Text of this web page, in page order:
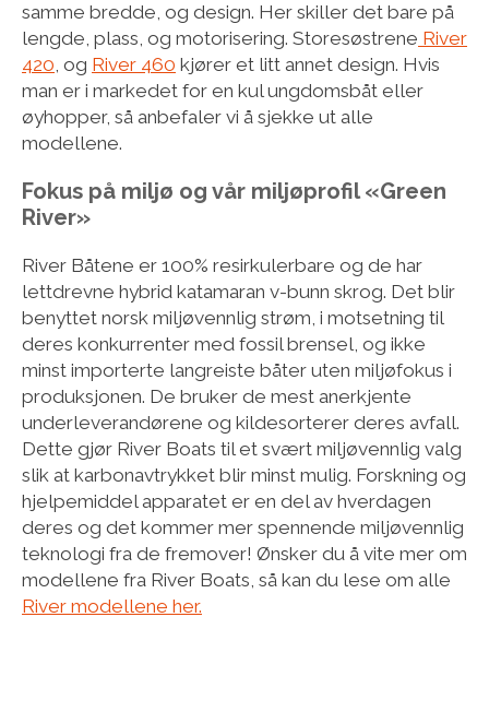
samme bredde, og design. Her skiller det bare på
lengde, plass, og motorisering. Storesøstrene River
420, og River 460 kjører et litt annet design. Hvis
man er i markedet for en kul ungdomsbåt eller
øyhopper, så anbefaler vi å sjekke ut alle
modellene.
Fokus på miljø og vår miljøprofil «Green
River»
River Båtene er 100% resirkulerbare og de har
lettdrevne hybrid katamaran v-bunn skrog. Det blir
benyttet norsk miljøvennlig strøm, i motsetning til
deres konkurrenter med fossil brensel, og ikke
minst importerte langreiste båter uten miljøfokus i
produksjonen. De bruker de mest anerkjente
underleverandørene og kildesorterer deres avfall.
Dette gjør River Boats til et svært miljøvennlig valg
slik at karbonavtrykket blir minst mulig. Forskning og
hjelpemiddel apparatet er en del av hverdagen
deres og det kommer mer spennende miljøvennlig
teknologi fra de fremover! Ønsker du å vite mer om
modellene fra River Boats, så kan du lese om alle
River modellene her.